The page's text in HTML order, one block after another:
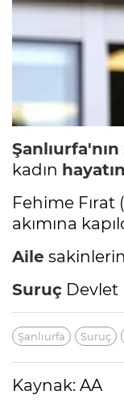
Şanlıurfa'nın
kadın
Fehime Fırat
akımına
Aile
Suruç Devlet
Şanlıurfa Suruç
Kaynak: AA